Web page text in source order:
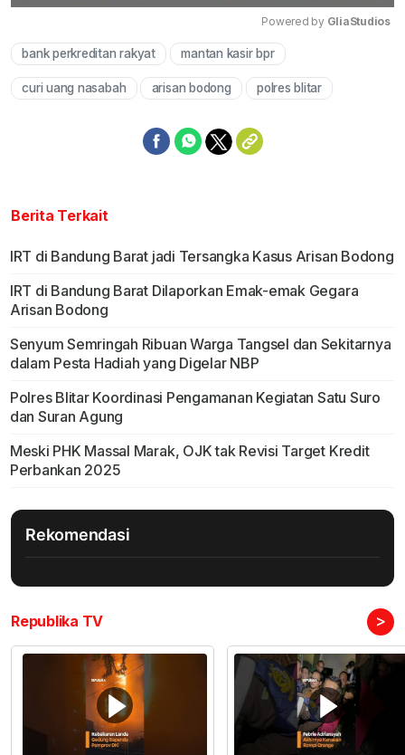
Powered by GliaStudios
bank perkreditan rakyat mantan kasir bpr
curi uang nasabah arisan bodong polres blitar
Berita Terkait
IRT di Bandung Barat jadi Tersangka Kasus Arisan Bodong
IRT di Bandung Barat Dilaporkan Emak-emak Gegara
Arisan Bodong
Senyum Semringah Ribuan Warga Tangsel dan Sekitarnya
dalam Pesta Hadiah yang Digelar NBP
Polres Blitar Koordinasi Pengamanan Kegiatan Satu Suro
dan Suran Agung
Meski PHK Massal Marak, OJK tak Revisi Target Kredit
Perbankan 2025
Rekomendasi
Republika TV >